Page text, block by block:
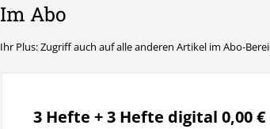
Im Abo
Ihr Plus: Zugriff auch auf alle anderen Artikel im Abo-
3 Hefte + 3 Hefte digital 0,00 €